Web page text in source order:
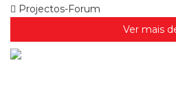
Projectos-Forum
Ver mais